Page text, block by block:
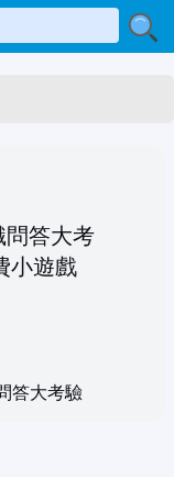
答大考驗